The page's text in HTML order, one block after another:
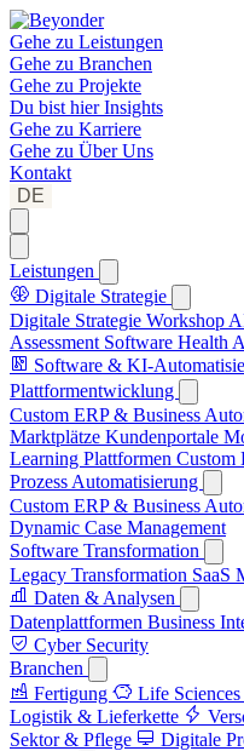
Gehe zu Leistungen
Gehe zu Branchen
Gehe zu Projekte
Du bist hierInsights
Gehe zu Karriere
Gehe zu Über Uns
Kontakt
DE
Leistungen
Digitale Strategie
Digitale Strategie Workshop
Assessment Software Health
Software & KI-
Plattformentwicklung
Custom ERP & Business
Marktplätze Kundenportale
Learning Plattformen Custom
Prozess Automatisierung
Custom ERP & Business
Dynamic Case Management
Software Transformation
Legacy Transformation SaaS
Daten & Analysen
Datenplattformen Business
Cyber Security
Branchen
Fertigung
Life
Logistik & Lieferkette
Sektor & Pflege
Digitale